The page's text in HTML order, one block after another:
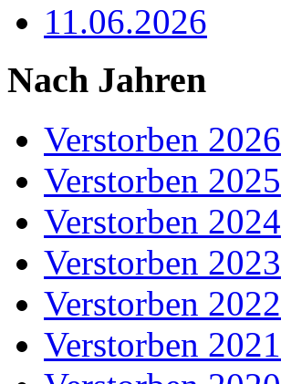
11.06.2026
Nach Jahren
Verstorben 2026
Verstorben 2025
Verstorben 2024
Verstorben 2023
Verstorben 2022
Verstorben 2021